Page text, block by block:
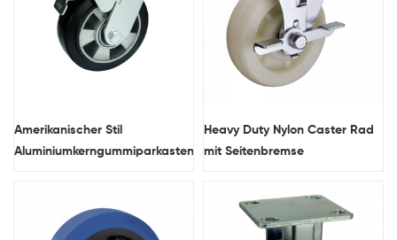
Amerikanischer Stil
Aluminiumkerngummiparkastenrad
Heavy Duty Nylon Caster Rad
mit Seitenbremse